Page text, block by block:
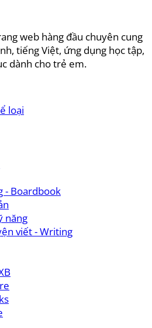
web hàng đầu chuyên cung
tiếng Việt, ứng dụng học tập,
dành cho trẻ em.
loại
- Boardbook
năng
viết - Writing